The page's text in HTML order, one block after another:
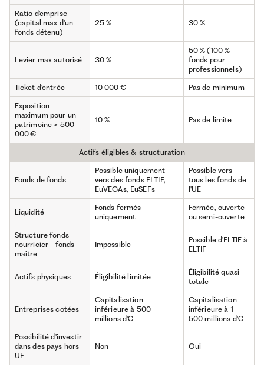
Ratio d'emprise
(capital max d'un
fonds détenu)
25 % 30 %
Levier max autorisé 30 %
50 % (100 %
fonds pour
professionnels)
Ticket d'entrée 10 000 € Pas de minimum
Exposition
maximum pour un
patrimoine < 500
000 €
10 % Pas de limite
Actifs éligibles & structuration
Fonds de fonds
Possible uniquement
vers des fonds ELTIF,
EuVECAs, EuSEFs
Possible vers
tous les fonds de
l'UE
Liquidité
Fonds fermés
uniquement
Fermée, ouverte
ou semi-ouverte
Structure fonds
nourricier - fonds
maître
Impossible
Possible d'ELTIF à
ELTIF
Actifs physiques Éligibilité limitée
Éligibilité quasi
totale
Entreprises cotées
Capitalisation
inférieure à 500
millions d'€
Capitalisation
inférieure à 1
500 millions d'€
Possibilité d'investir
dans des pays hors
UE
Non Oui